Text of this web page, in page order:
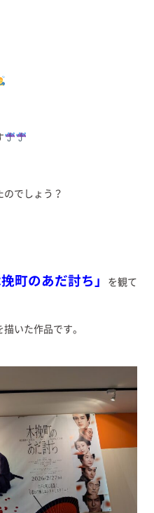
のでしょう？
町のあだ討ち」
を観て
いた作品です。